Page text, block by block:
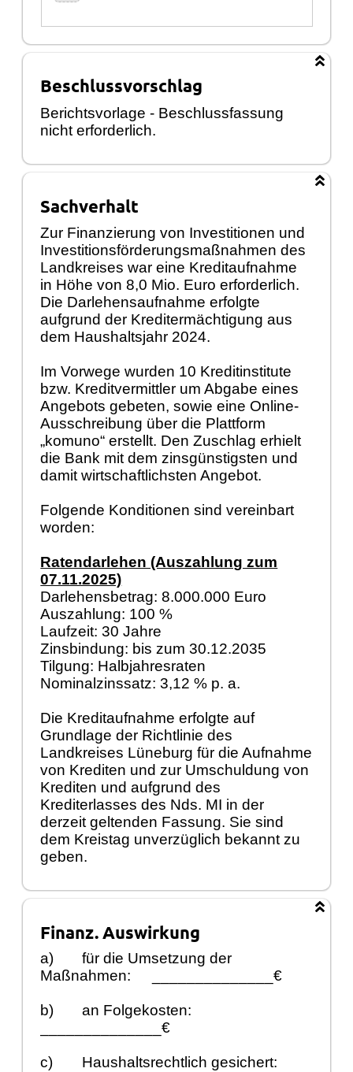
Beschlussvorschlag
Berichtsvorlage - Beschlussfassung
nicht erforderlich.
Sachverhalt
Zur Finanzierung von Investitionen und
Investitionsförderungsmaßnahmen des
Landkreises war eine Kreditaufnahme
in Höhe von 8,0 Mio. Euro erforderlich.
Die Darlehensaufnahme erfolgte
aufgrund der Kreditermächtigung aus
dem Haushaltsjahr 2024.
Im Vorwege wurden 10 Kreditinstitute
bzw. Kreditvermittler um Abgabe eines
Angebots gebeten, sowie eine Online-
Ausschreibung über die Plattform
„komuno“ erstellt. Den Zuschlag erhielt
die Bank mit dem zinsgünstigsten und
damit wirtschaftlichsten Angebot.
Folgende Konditionen sind vereinbart
worden:
Ratendarlehen (Auszahlung zum
07.11.2025)
Darlehensbetrag: 8.000.000 Euro
Auszahlung: 100 %
Laufzeit: 30 Jahre
Zinsbindung: bis zum 30.12.2035
Tilgung: Halbjahresraten
Nominalzinssatz: 3,12 % p. a.
Die Kreditaufnahme erfolgte auf
Grundlage der Richtlinie des
Landkreises Lüneburg für die Aufnahme
von Krediten und zur Umschuldung von
Krediten und aufgrund des
Krediterlasses des Nds. MI in der
derzeit geltenden Fassung. Sie sind
dem Kreistag unverzüglich bekannt zu
geben.
Finanz. Auswirkung
a)
für die Umsetzung der
Maßnahmen:
______________€
b)
an Folgekosten:
______________€
c) Haushaltsrechtlich gesichert: